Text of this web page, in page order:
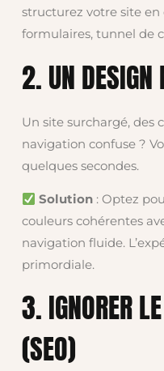
structurez votre site en
formulaires, tunnel de
2. UN
Un site surchargé, des
navigation confuse ?
quelques secondes.
Solution: Optez
couleurs cohérentes
navigation fluide.
primordiale.
3. IGNORER
(SEO)